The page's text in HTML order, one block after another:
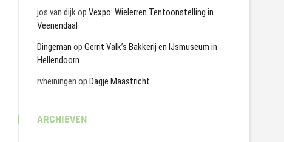
jos van dijkop Vexpo: Wielerren Tentoonstelling in
Veenendaal
Dingeman op Gerrit Valk’s Bakkerij en IJsmuseum in
Hellendoorn
rvheiningen op Dagje Maastricht
ARCHIEVEN